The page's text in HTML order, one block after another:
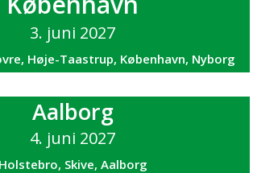
3. juni 2027
Høje-Taastrup, København, Nyborg
Aalborg
4. juni 2027
Holstebro, Skive, Aalborg